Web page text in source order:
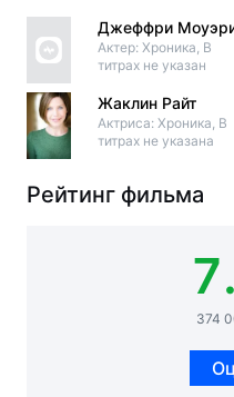
Джеффри
Актер: Хроника, В
титрах не указан
Жаклин Райт
Актриса: Хроника, В
титрах не указана
Рейтинг фильма
374